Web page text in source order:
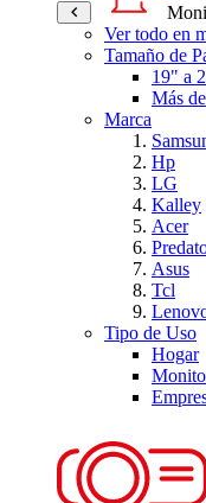
Ver todo en
Tamaño de
19" a
Más
Marca
Hp
LG
Kalley
Acer
Asus
Tcl
Tipo de Uso
Hogar